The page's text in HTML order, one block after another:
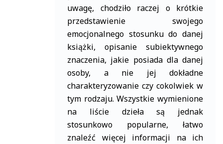
uwagę, chodziło raczej o krótkie
przedstawienie swojego
emocjonalnego stosunku do danej
książki, opisanie subiektywnego
znaczenia, jakie posiada dla danej
osoby, a nie jej dokładne
charakteryzowanie czy cokolwiek w
tym rodzaju. Wszystkie wymienione
na liście dzieła są jednak
stosunkowo popularne, łatwo
znaleźć więcej informacji na ich